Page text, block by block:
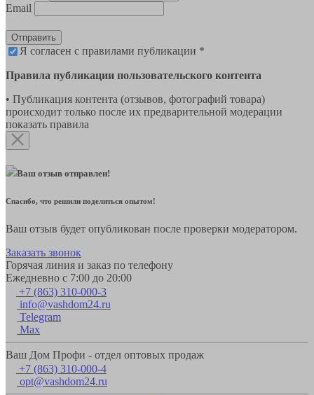
Email
Отправить
Я согласен с правилами публикации *
Правила публикации пользовательского контента
• Публикация контента (отзывов, фотографий товара)
происходит только после их предварительной модерации
показать правила
Ваш отзыв отправлен!
Спасибо, что решили поделиться опытом!
Ваш отзыв будет опубликован после проверки модератором.
Заказать звонок
Горячая линия и заказ по телефону
Ежедневно с 7:00 до 20:00
+7 (863) 310-000-3
info@vashdom24.ru
Telegram
Max
Ваш Дом Профи - отдел оптовых продаж
+7 (863) 310-000-4
opt@vashdom24.ru